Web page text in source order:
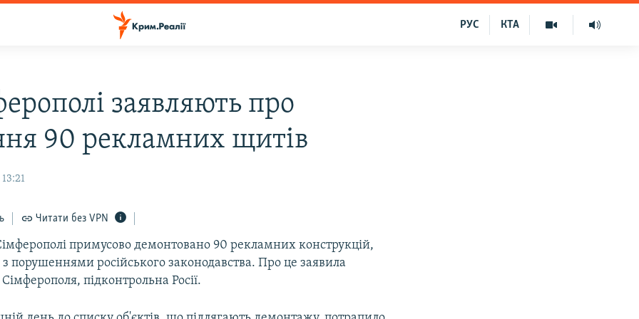
КТА
РУС
заявляють про
90 рекламних щитів
Читати без VPN
примусово демонтовано 90 рекламних конструкцій,
порушеннями російського законодавства. Про це заявила
Сімферополя, підконтрольна Росії.